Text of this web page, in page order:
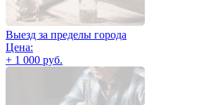
Выезд за пределы города
Цена:
+ 1 000 руб.